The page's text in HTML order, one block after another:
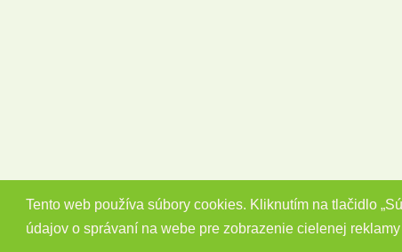
Tento web používa súbory cookies. Kliknutím na tlačidlo
údajov o správaní na webe pre zobrazenie cielenej
Copyright 2014 - 2026 © Barefootky